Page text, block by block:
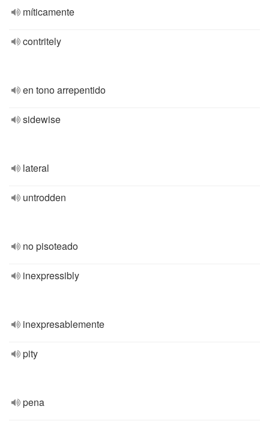
míticamente
contritely
en tono arrepentido
sidewise
lateral
untrodden
no pisoteado
inexpressibly
inexpresablemente
pity
pena